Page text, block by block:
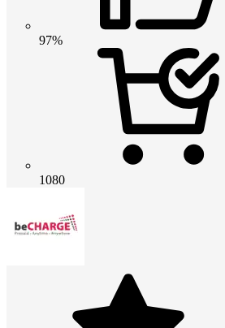
97%
1080